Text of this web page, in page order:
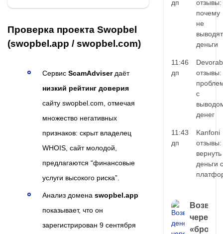
Проверка проекта Swopbel
(swopbel.app / swopbel.com)
Сервис ScamAdviserдаёт
низкий рейтинг доверия
сайту swopbel.com, отмечая
множество негативных
признаков: скрыт владелец
WHOIS, сайт молодой,
предлагаются “финансовые
услуги высокого риска”.
Анализ домена swopbel.app
показывает, что он
зарегистрирован 9 сентября
дп
отзывы:
почему
не
выводят
деньги
11:46
дп
отзывы:
с
денег
11:43
дп
Kanfoni
отзывы:
вернуть
деньги с
через